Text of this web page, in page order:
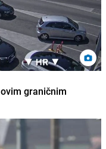
graničnim